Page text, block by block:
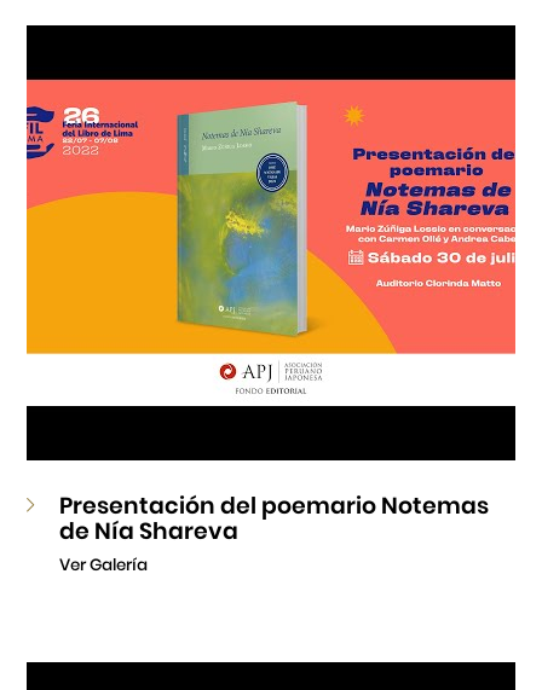
Museo de la Inmigración Japonesa
Fondo Editorial
Teatro Peruano Japonés
Presentación del poemario Notemas
de Nía Shareva
Ver Galería